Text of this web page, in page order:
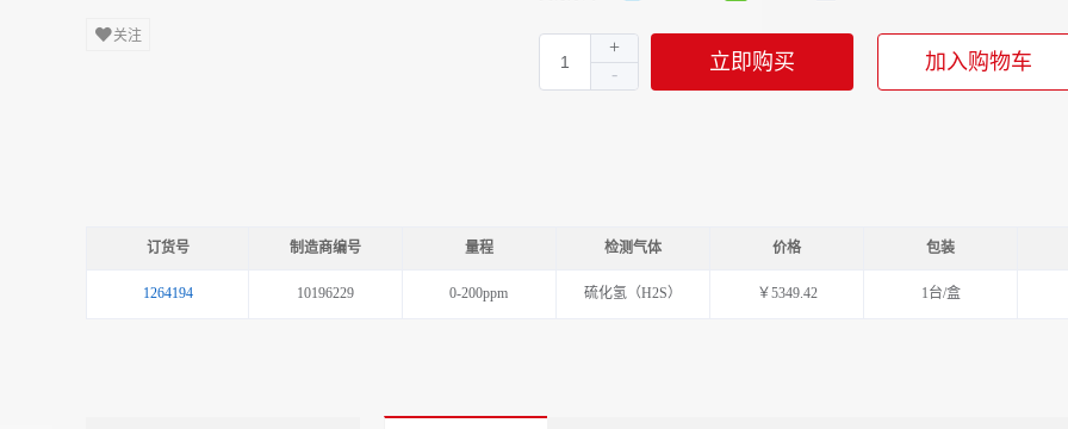
关注
立即购买 加入购物车
订货号 制造商编号 量程 检测气体 价格 包装
1264194 10196229 0-200ppm 硫化氢（H2S） ￥5349.42 1台/盒